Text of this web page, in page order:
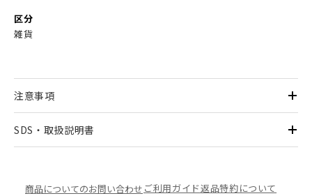
区分
雑貨
注意事項
SDS・取扱説明書
商品についてのお問い合わせ ご利用ガイド返品特約について